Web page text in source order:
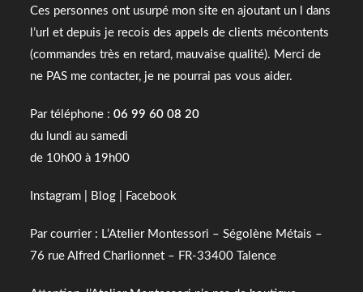
Ces personnes ont usurpé mon site en ajoutant un l dans
l’url et depuis je recois des appels de clients mécontents
(commandes très en retard, mauvaise qualité). Merci de
ne PAS me contacter, je ne pourrai pas vous aider.
Par téléphone :06 99 60 08 20
du lundi au samedi
de 10h00 à 19h00
Instagram Blog Facebook
Par courrier : L’Atelier Montessori – Ségolène Métais –
76 rue Alfred Charlionnet – FR-33400 Talence